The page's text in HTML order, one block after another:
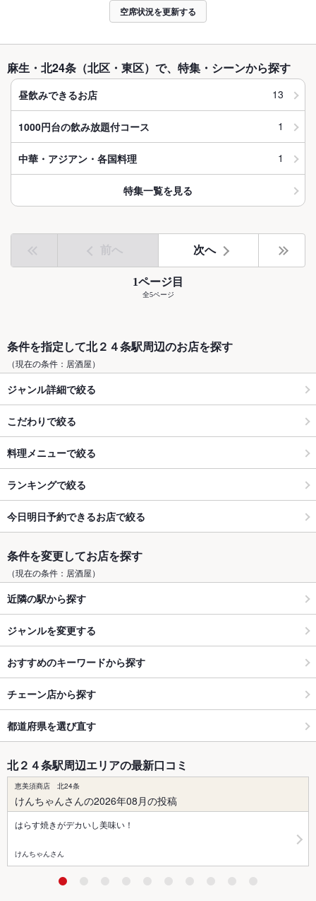
空席状況を更新する
麻生・北24条（北区・東区）で、特集・シーンから探す
昼飲みできるお店 13
1000円台の飲み放題付コース 1
中華・アジアン・各国料理 1
特集一覧を見る
前へ 次へ
1ページ目
全5ページ
条件を指定して北２４条駅周辺のお店を探す
（現在の条件：居酒屋）
ジャンル詳細で絞る
こだわりで絞る
料理メニューで絞る
ランキングで絞る
今日明日予約できるお店で絞る
条件を変更してお店を探す
（現在の条件：居酒屋）
近隣の駅から探す
ジャンルを変更する
おすすめのキーワードから探す
チェーン店から探す
都道府県を選び直す
北２４条駅周辺エリアの最新口コミ
恵美須商店 北24条
けんちゃんさんの2026年08月の投稿
はらす焼きがデカいし美味い！
けんちゃんさん